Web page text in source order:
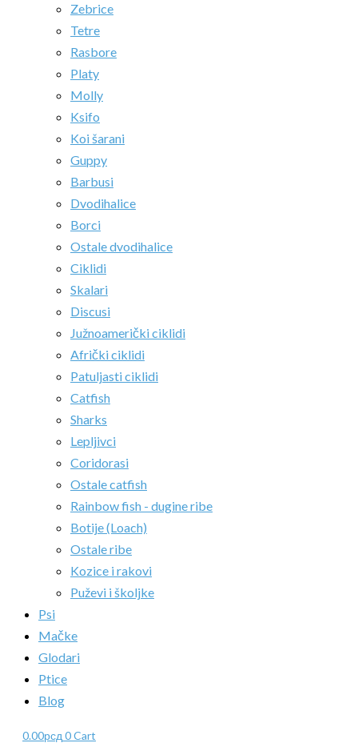
Zebrice
Tetre
Rasbore
Platy
Molly
Ksifo
Koi šarani
Guppy
Barbusi
Dvodihalice
Borci
Ostale dvodihalice
Ciklidi
Skalari
Discusi
Južnoamerički ciklidi
Afrički ciklidi
Patuljasti ciklidi
Catfish
Sharks
Lepljivci
Coridorasi
Ostale catfish
Rainbow fish - dugine ribe
Botije (Loach)
Ostale ribe
Kozice i rakovi
Puževi i školjke
Psi
Mačke
Glodari
Ptice
Blog
0.00рсд 0Cart